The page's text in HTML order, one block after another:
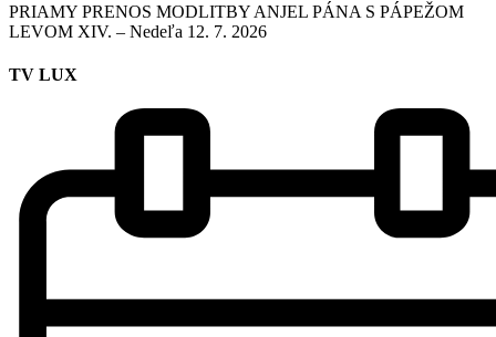
PRIAMY PRENOS MODLITBY ANJEL PÁNA S PÁPEŽOM
LEVOM XIV. – Nedeľa 12. 7. 2026
TV LUX